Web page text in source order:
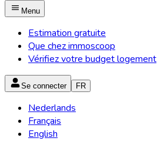
Menu
Estimation gratuite
Que chez immoscoop
Vérifiez votre budget logement
Se connecter FR
Nederlands
Français
English